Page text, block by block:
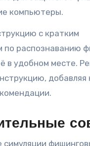
компьютеры.
с кратким
по распознаванию
в удобном месте.
добавляя
симуляции